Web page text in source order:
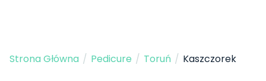
Strona Główna / Pedicure / Toruń / Kaszczorek